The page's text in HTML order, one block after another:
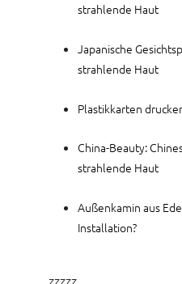
strahlende Haut
Japanische
strahlende Haut
Plastikkarten
China-Beauty:
strahlende Haut
Außenkamin aus
Installation?
zzzzz